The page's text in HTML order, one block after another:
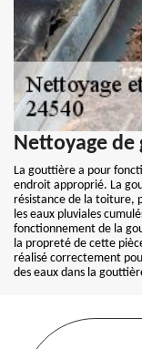
Nettoyage
La gouttière a pour
endroit approprié. La
résistance de la toiture,
les eaux pluviales
fonctionnement de la
la propreté de cette
réalisé correctement
des eaux dans la